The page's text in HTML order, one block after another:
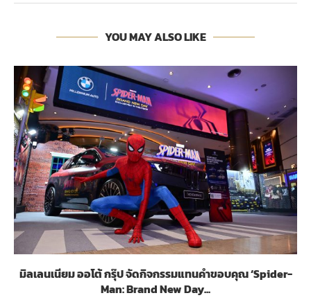
YOU MAY ALSO LIKE
มิลเลนเนียม ออโต้ กรุ๊ป จัดกิจกรรมแทนคำขอบคุณ ‘Spider-
Man: Brand New Day...